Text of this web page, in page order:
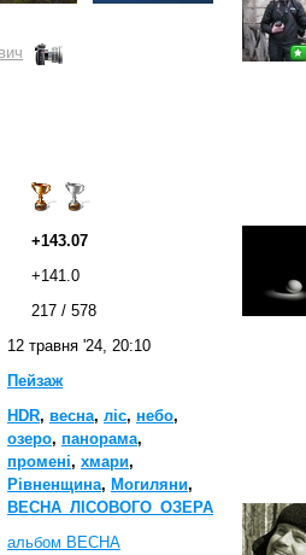
+143.07
+141.0
217 / 578
12 травня '24, 20:10
Пейзаж
HDR, весна, ліс, небо,
озеро, панорама,
промені, хмари,
Рівненщина, Могиляни,
ВЕСНА_ЛІСОВОГО_ОЗЕРА
альбом ВЕСНА